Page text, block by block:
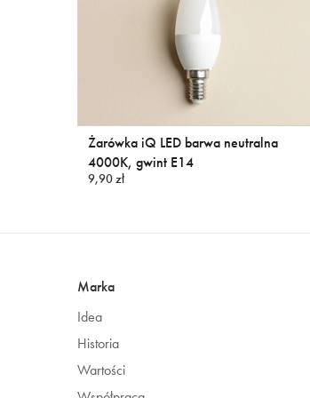
Żarówka iQ LED barwa neutralna
4000K, gwint E14
9,90 zł
Marka
Idea
Historia
Wartości